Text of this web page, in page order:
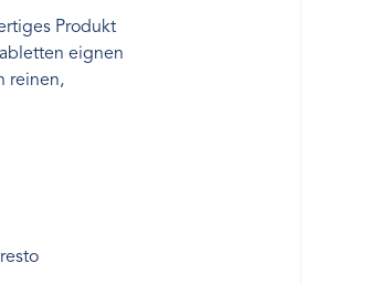
Produkt
eignen
reinen,